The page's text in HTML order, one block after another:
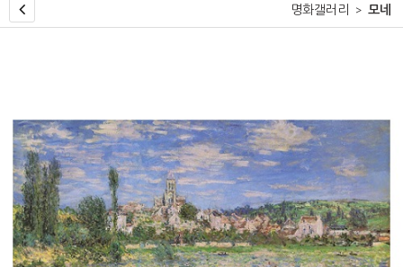
명화갤러리 모네